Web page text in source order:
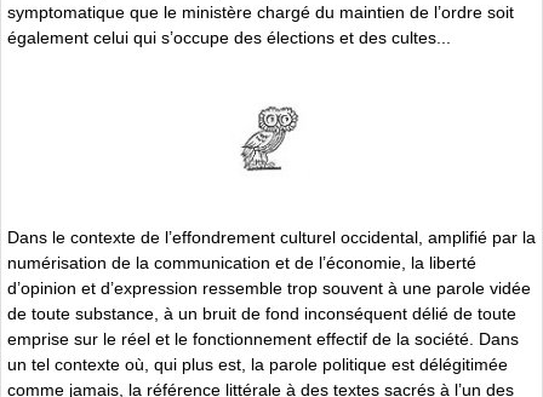
symptomatique que le ministère chargé du maintien de l’ordre soit
également celui qui s’occupe des élections et des cultes...
Dans le contexte de l’effondrement culturel occidental, amplifié par la
numérisation de la communication et de l’économie, la liberté
d’opinion et d’expression ressemble trop souvent à une parole vidée
de toute substance, à un bruit de fond inconséquent délié de toute
emprise sur le réel et le fonctionnement effectif de la société. Dans
un tel contexte où, qui plus est, la parole politique est délégitimée
comme jamais, la référence littérale à des textes sacrés à l’un des